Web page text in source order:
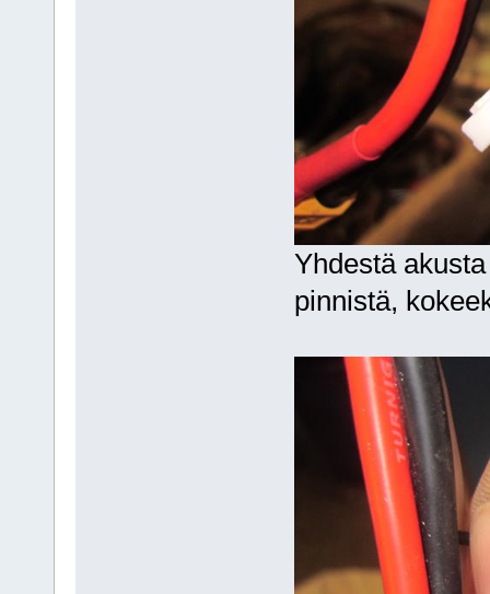
Yhdestä
pinnistä,